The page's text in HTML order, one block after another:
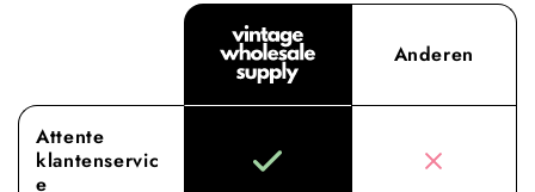
Anderen
Attente
klantenservic
e